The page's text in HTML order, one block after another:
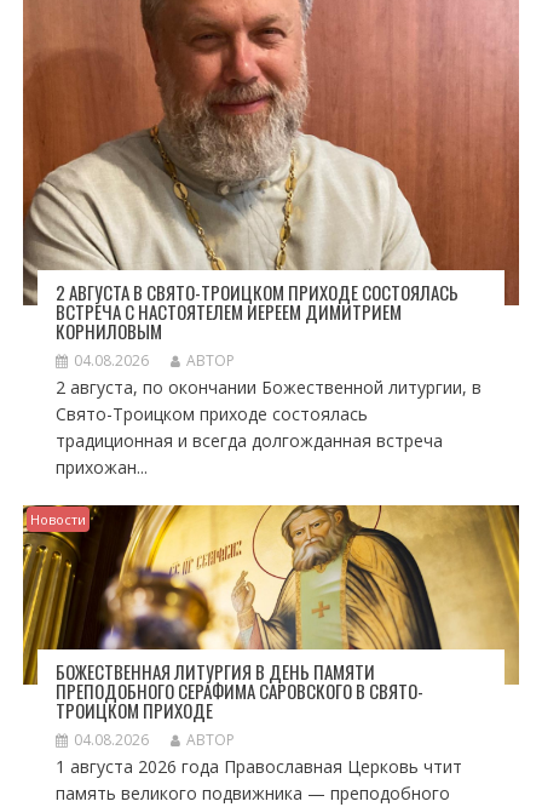
И
2 АВГУСТА В СВЯТО-ТРОИЦКОМ ПРИХОДЕ СОСТОЯЛАСЬ
ВСТРЕЧА С НАСТОЯТЕЛЕМ ИЕРЕЕМ ДИМИТРИЕМ
КОРНИЛОВЫМ
04.08.2026 АВТОР
2 августа, по окончании Божественной литургии, в
Свято-Троицком приходе состоялась
традиционная и всегда долгожданная встреча
прихожан...
Новости
БОЖЕСТВЕННАЯ ЛИТУРГИЯ В ДЕНЬ ПАМЯТИ
ПРЕПОДОБНОГО СЕРАФИМА САРОВСКОГО В СВЯТО-
ТРОИЦКОМ ПРИХОДЕ
04.08.2026 АВТОР
1 августа 2026 года Православная Церковь чтит
память великого подвижника — преподобного